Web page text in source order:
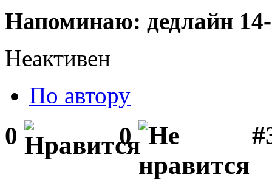
Напоминаю: дедлайн
Неактивен
По автору
0 0